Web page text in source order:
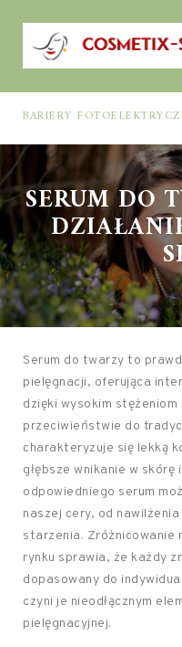
BARIERY FOTOELEKTRYCZNE I ŚWIETLNE
SERUM DO
Serum do twarzy to
pielęgnacji, oferująca
dzięki wysokim stężeniom
przeciwieństwie do
charakteryzuje się lekką
głębsze wnikanie w skórę
odpowiedniego serum
naszej cery, od
starzenia. Zróżnicowanie
rynku sprawia, że każdy
dopasowany do
czyni je nieodłącznym
pielęgnacyjnej.